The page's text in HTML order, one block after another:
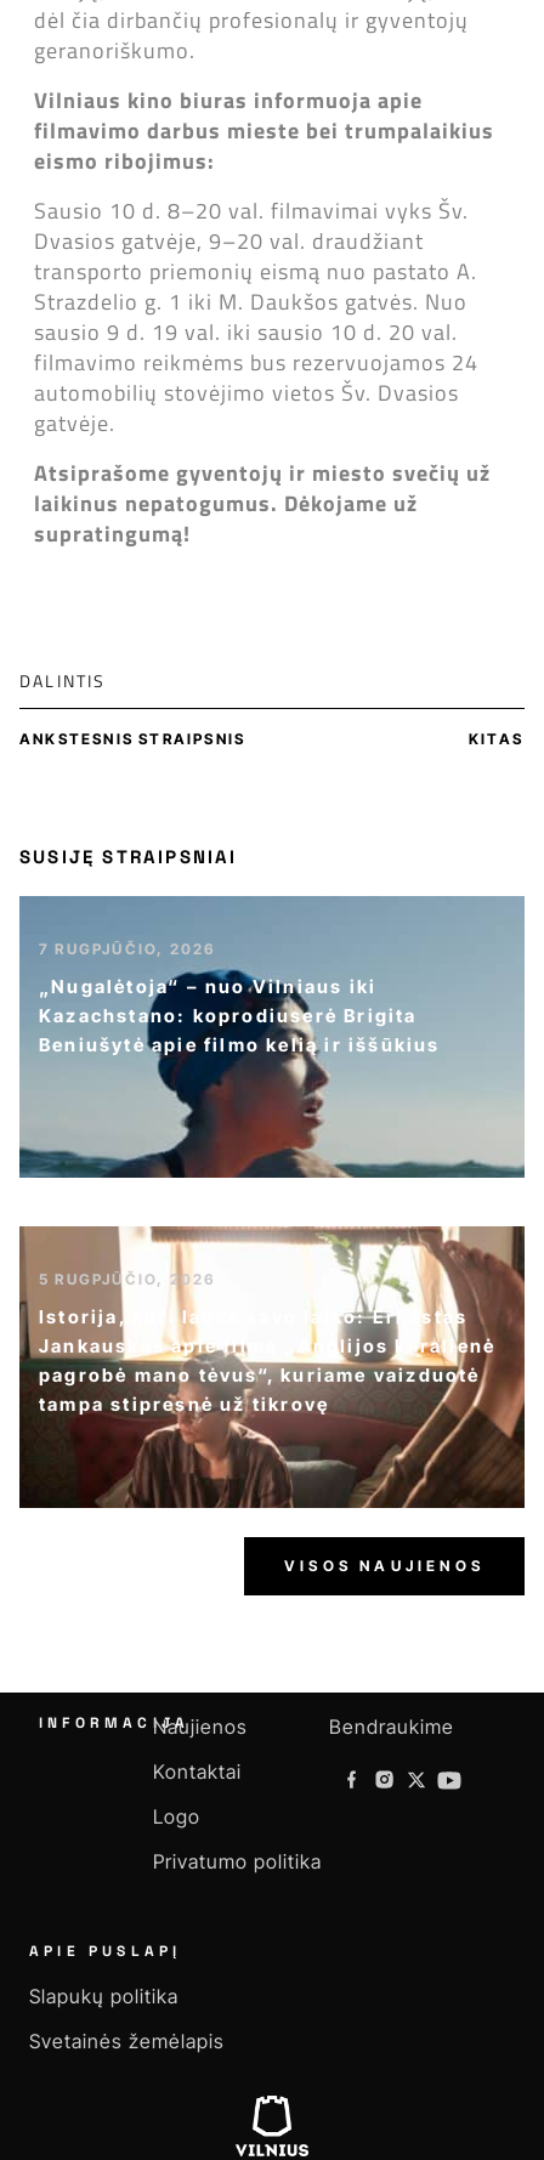
dėl čia dirbančių profesionalų ir gyventojų
geranoriškumo.
Vilniaus kino biuras informuoja apie
filmavimo darbus mieste bei trumpalaikius
eismo ribojimus:
Sausio 10 d. 8–20 val. filmavimai vyks Šv.
Dvasios gatvėje, 9–20 val. draudžiant
transporto priemonių eismą nuo pastato A.
Strazdelio g. 1 iki M. Daukšos gatvės. Nuo
sausio 9 d. 19 val. iki sausio 10 d. 20 val.
filmavimo reikmėms bus rezervuojamos 24
automobilių stovėjimo vietos Šv. Dvasios
gatvėje.
Atsiprašome gyventojų ir miesto svečių už
laikinus nepatogumus. Dėkojame už
supratingumą!
DALINTIS
ANKSTESNIS STRAIPSNIS KITAS
SUSIJĘ STRAIPSNIAI
7 RUGPJŪČIO, 2026
„Nugalėtoja“ – nuo Vilniaus iki
Kazachstano: koprodiuserė Brigita
Beniušytė apie filmo kelią ir iššūkius
5 RUGPJŪČIO, 2026
Istorija, kuri laukė savo laiko: Ernestas
Jankauskas apie filmą „Anglijos karalienė
pagrobė mano tėvus“, kuriame vaizduotė
tampa stipresnė už tikrovę
VISOS NAUJIENOS
INFORMACIJANaujienos
Kontaktai
Logo
Privatumo politika
Bendraukime
APIE PUSLAPĮ
Slapukų politika
Svetainės žemėlapis